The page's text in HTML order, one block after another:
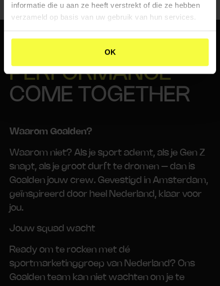
informatie die u aan ze heeft verstrekt of die ze hebben
verzameld op basis van uw gebruik van hun services.
OK
WHEREPASSION
PERFORMANCE
COME TOGETHER
Waarom Goalden?
Waarom niet? Als je sport ademt, als je Gen Z
snapt, als je groot durft te dromen – dan is
Goalden jouw crew. Gevestigd in Amsterdam,
geïnspireerd door heel Nederland, klaar voor
jou.
Jouw squad wacht
Ready om te rocken met dé
sportmarketinggroep van Nederland? Ons
Goalden team kan niet wachten om je te